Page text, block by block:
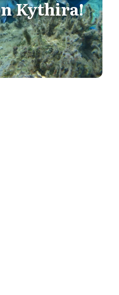
Kythira!